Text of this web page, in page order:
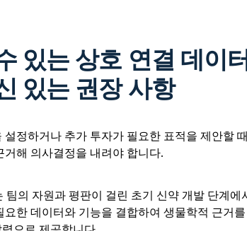
있는 상호 연결 데이
있는 권장 사항
설정하거나 추가 투자가 필요한 표적을 제안할
거해 의사결정을 내려야 합니다.
팀의 자원과 평판이 걸린 초기 신약 개발 단계에
요한 데이터와 기능을 결합하여 생물학적 근거